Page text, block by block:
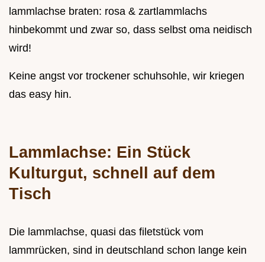
lammlachse braten: rosa & zartlammlachs
hinbekommt und zwar so, dass selbst oma neidisch
wird!
Keine angst vor trockener schuhsohle, wir kriegen
das easy hin.
Lammlachse: Ein Stück
Kulturgut, schnell auf dem
Tisch
Die lammlachse, quasi das filetstück vom
lammrücken, sind in deutschland schon lange kein